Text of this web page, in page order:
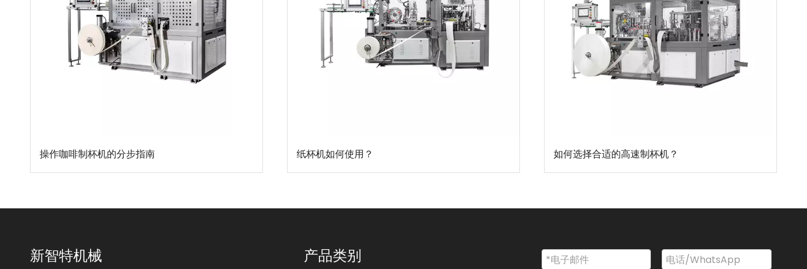
操作咖啡制杯机的分步指南 纸杯机如何使用？ 如何选择合适的高速制杯机？
新智特机械 产品类别